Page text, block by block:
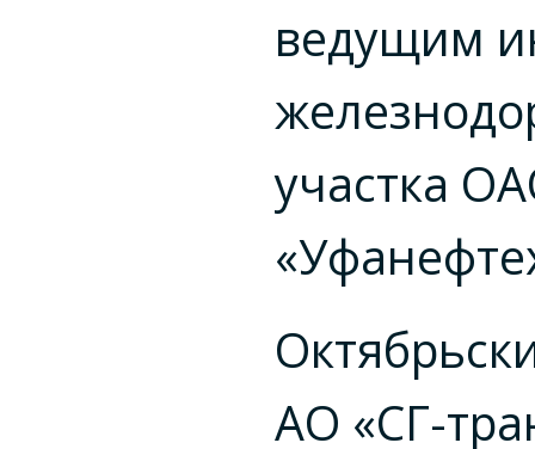
ведущим
участка
АО «СГ-